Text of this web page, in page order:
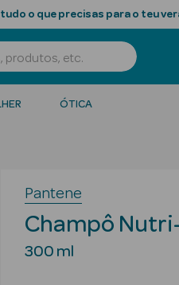
o que precisas para o teu
ÓTICA
Pantene
Champô Nutri-
300 ml